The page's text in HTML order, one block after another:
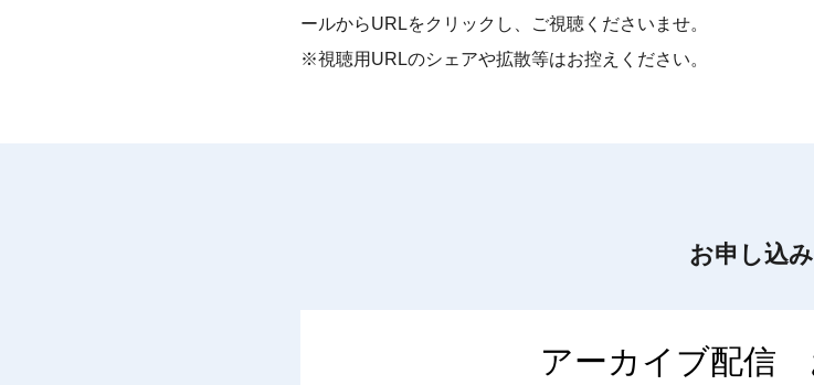
ールからURLをクリックし、ご視聴くださいませ。
※視聴用URLのシェアや拡散等はお控えください。
お申し込み